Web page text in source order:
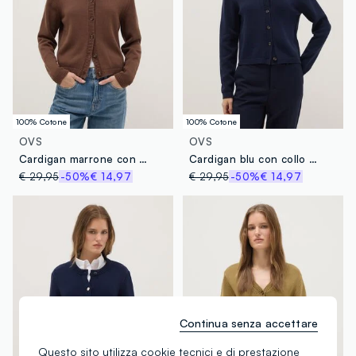
100% Cotone
OVS
Cardigan marrone con collo polo in puro cotone regular fit
€ 29,95-50%€ 14,97
100% Cotone
OVS
Cardigan blu con collo polo in puro cotone regular fit
€ 29,95 -50%€ 14,97
Questo sito utilizza cookie tecnici e di prestazione
Continua senza accettare